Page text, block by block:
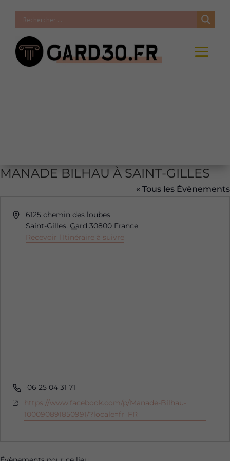
MANADE BILHAU À SAINT-GILLES
« Tous les Évènements
Adresse6125 chemin des loubes
Saint-Gilles, Gard 30800 France
Recevoir l’Itinéraire à suivre
Téléphone
06 25 04 31 71
Site
web
https://www.facebook.com/p/Manade-Bilhau-
100090891850991/?locale=fr_FR